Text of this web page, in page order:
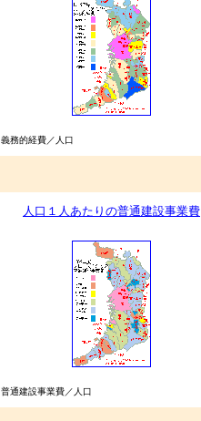
義務的経費／人口
人口１人あたりの普通建設事業費
普通建設事業費／人口